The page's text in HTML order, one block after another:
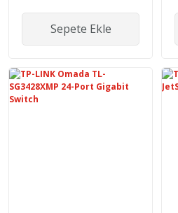
Sepete Ekle